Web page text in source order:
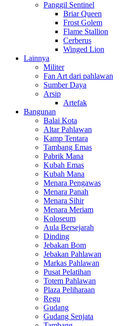
Panggil Sentinel
Briar Queen
Frost Golem
Flame Stallion
Cerberus
Winged Lion
Lainnya
Militer
Fan Art dari pahlawan
Sumber Daya
Arsip
Artefak
Bangunan
Balai Kota
Altar Pahlawan
Kamp Tentara
Tambang Emas
Pabrik Mana
Kubah Emas
Kubah Mana
Menara Pengawas
Menara Panah
Menara Sihir
Menara Meriam
Koloseum
Aula Bersejarah
Dinding
Jebakan Bom
Jebakan Pahlawan
Markas Pahlawan
Pusat Pelatihan
Totem Pahlawan
Plaza Peliharaan
Regu
Gudang
Gudang Senjata